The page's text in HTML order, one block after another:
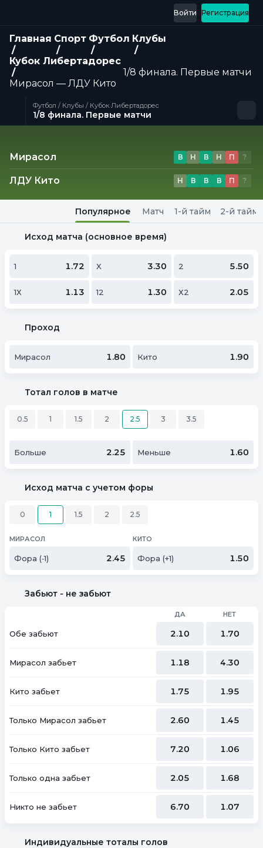
Регистрация
Войти
Главная Спорт Футбол Клубы
Кубок Либертадорес
1/8 финала. Первые матчи
Мирасол — ЛДУ Кито
Футбол / Клубы / Кубок Либертадорес
1/8 финала. Первые матчи
Матч
Мирасол
ЛДУ Кито
В Н В Н П ?
Н В В В П ?
Популярное Матч 1-й тайм 2-й тайм
Исход матча (основное время)
1 1.72 X 3.30 2 5.50
1Х 1.13 12 1.30 Х2 2.05
Проход
Мирасол 1.80 Кито 1.90
Тотал голов в матче
0.5 1 1.5 2 2.5 3 3.5
Больше 2.25 Меньше 1.60
Исход матча с учетом форы
0 1 1.5 2 2.5
МИРАСОЛ КИТО
Фора (‑1) 2.45 Фора (+1) 1.50
Забьют ‑ не забьют
ДА НЕТ
Обе забьют 2.10 1.70
Мирасол забьет 1.18 4.30
Кито забьет 1.75 1.95
Только Мирасол забьет 2.60 1.45
Только Кито забьет 7.20 1.06
Только одна забьет 2.05 1.68
Никто не забьет 6.70 1.07
Индивидуальные тоталы голов